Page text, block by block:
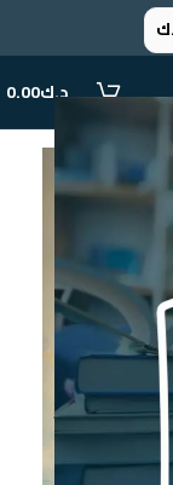
د.ك0.00